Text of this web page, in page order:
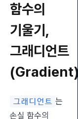
함수의
기울기,
그래디언트
(Gradient)
그래디언트 는